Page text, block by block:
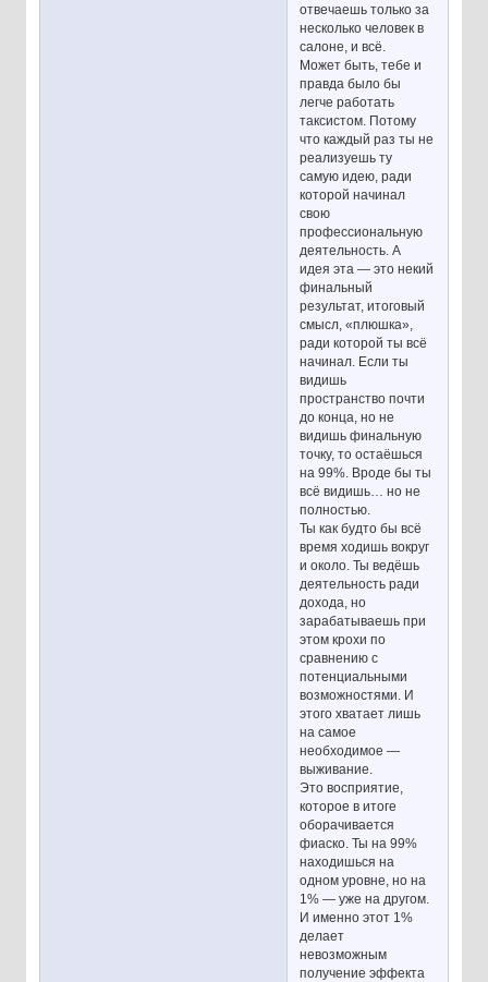
отвечаешь только за
несколько человек в
салоне, и всё.
Может быть, тебе и
правда было бы
легче работать
таксистом. Потому
что каждый раз ты не
реализуешь ту
самую идею, ради
которой начинал
свою
профессиональную
деятельность. А
идея эта — это некий
финальный
результат, итоговый
смысл, «плюшка»,
ради которой ты всё
начинал. Если ты
видишь
пространство почти
до конца, но не
видишь финальную
точку, то остаёшься
на 99%. Вроде бы ты
всё видишь… но не
полностью.
Ты как будто бы всё
время ходишь вокруг
и около. Ты ведёшь
деятельность ради
дохода, но
зарабатываешь при
этом крохи по
сравнению с
потенциальными
возможностями. И
этого хватает лишь
на самое
необходимое —
выживание.
Это восприятие,
которое в итоге
оборачивается
фиаско. Ты на 99%
находишься на
одном уровне, но на
1% — уже на другом.
И именно этот 1%
делает
невозможным
получение эффекта